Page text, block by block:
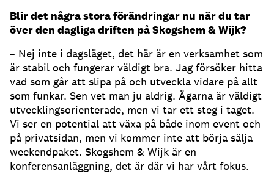
Blir det några stora förändringar nu när du tar
över den dagliga driften på Skogshem & Wijk?
– Nej inte i dagsläget, det här är en verksamhet som
är stabil och fungerar väldigt bra. Jag försöker hitta
vad som går att slipa på och utveckla vidare på allt
som funkar. Sen vet man ju aldrig. Ägarna är väldigt
utvecklingsorienterade, men vi tar ett steg i taget.
Vi ser en potential att växa på både inom event och
på privatsidan, men vi kommer inte att börja sälja
weekendpaket. Skogshem & Wijk är en
konferensanläggning, det är där vi har vårt fokus.